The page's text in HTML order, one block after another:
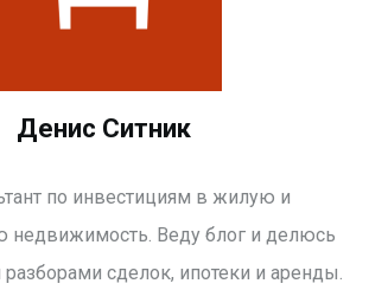
Денис Ситник
по инвестициям в жилую и
недвижимость. Веду блог и делюсь
разборами сделок, ипотеки и аренды.